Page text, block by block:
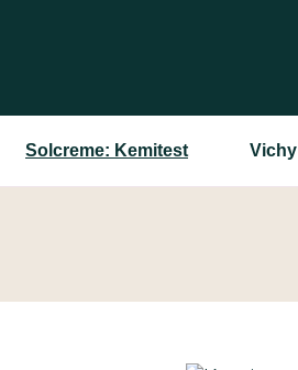
Solcreme: Kemitest